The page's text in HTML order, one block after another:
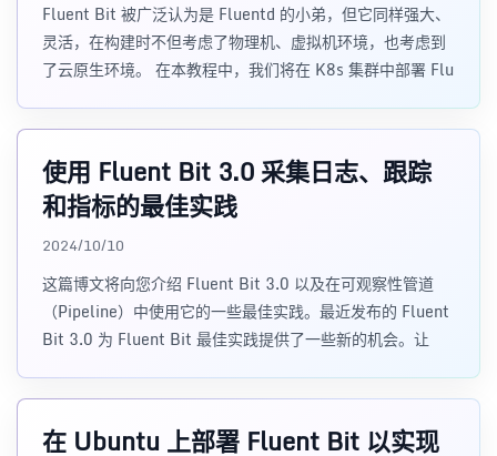
Fluent Bit 被广泛认为是 Fluentd 的小弟，但它同样强大、
灵活，在构建时不但考虑了物理机、虚拟机环境，也考虑到
了云原生环境。 在本教程中，我们将在 K8s 集群中部署 Flu
使用 Fluent Bit 3.0 采集日志、跟踪
和指标的最佳实践
2024/10/10
这篇博文将向您介绍 Fluent Bit 3.0 以及在可观察性管道
（Pipeline）中使用它的一些最佳实践。最近发布的 Fluent
Bit 3.0 为 Fluent Bit 最佳实践提供了一些新的机会。让
在 Ubuntu 上部署 Fluent Bit 以实现